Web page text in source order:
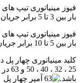
بار بین 3 تا 5 برابر جریان نامی مدار را قطع می کنند.
بار بین 5 تا 10 برابر جریان نامی مدار را قطع می کنند.
25 ، 32 ، 40 ، 50 و 63 در
باشد.